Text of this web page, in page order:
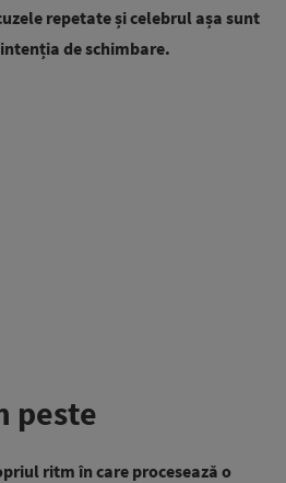
repetate și celebrul așa sunt
de schimbare.
peste
ritm în care procesează o